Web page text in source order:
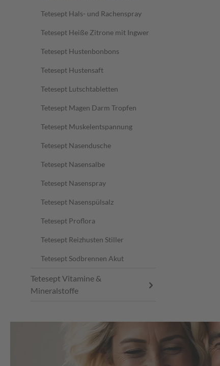
Tetesept Hals- und Rachenspray
Tetesept Heiße Zitrone mit Ingwer
Tetesept Hustenbonbons
Tetesept Hustensaft
Tetesept Lutschtabletten
Tetesept Magen Darm Tropfen
Tetesept Muskelentspannung
Tetesept Nasendusche
Tetesept Nasensalbe
Tetesept Nasenspray
Tetesept Nasenspülsalz
Tetesept Proflora
Tetesept Reizhusten Stiller
Tetesept Sodbrennen Akut
Tetesept Vitamine &
Mineralstoffe